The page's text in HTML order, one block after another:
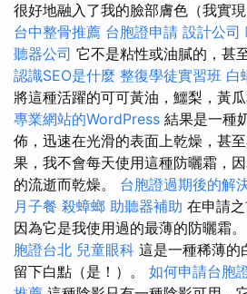
很好地融入了我的臉部膚色（我實
台中整骨推薦 台胞證申請 設計公司
聽器公司 它不是粘性或油膩的，甚
認識SEO是什麼 整復學徒實習班 白
將這種活躍的可可黃油，鱷梨，黃
專業網站的WordPress 結果是一種
佈，迅速在光滑的表面上乾燥，甚
果，我不會每天使用這種防曬霜，
的流逝而乾燥。 台胞證過期後的解
月子餐 殺蟑螂 助聽器補助 在申請
因為它是我使用過的最薄的防曬霜。
胞證台北 兒童眼科 這是一種稀薄的
留下白點（是！）。 如何申請台胞